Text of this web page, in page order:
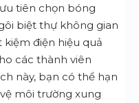
tiên chọn bóng
biệt thự không gian
kiệm điện hiệu quả
các thành viên
này, bạn có thể hạn
môi trường xung